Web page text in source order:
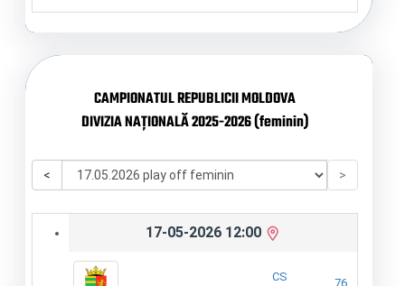
CAMPIONATUL REPUBLICII MOLDOVA
DIVIZIA NAȚIONALĂ 2025-2026 (feminin)
< >
17-05-2026 12:00
CS
76